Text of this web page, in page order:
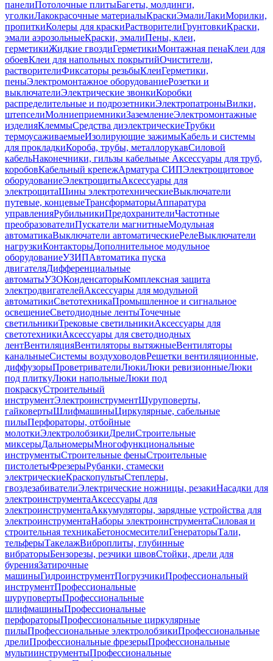
панелиПотолочные плитыБагеты, молдинги,
уголкиЛакокрасочные материалыКраскиЭмалиЛакиМорилки,
пропиткиКолеры для краскиРастворителиГрунтовкиКраски,
эмали аэрозольныеКраски, эмалиПены, клеи,
герметикиЖидкие гвоздиГерметикиМонтажная пенаКлеи для
обоевКлеи для напольных покрытийОчистители,
растворителиФиксаторы резьбыКлеиГерметики,
пеныЭлектромонтажное оборудованиеРозетки и
выключателиЭлектрические звонкиКоробки
распределительные и подрозетникиЭлектропатроныВилки,
штепселиМолниеприемникиЗаземлениеЭлектромонтажные
изделияКлеммыСредства диэлектрическиеТрубки
термоусаживаемыеИзолирующие зажимыКабель и системы
для прокладкиКороба, трубы, металлорукавСиловой
кабельНаконечники, гильзы кабельные Аксессуары для труб,
коробовКабельный крепежАрматура СИПЭлектрощитовое
оборудованиеЭлектрощитыАксессуары для
электрощитаШины электротехническиеВыключатели
путевые, концевыеТрансформаторыАппаратура
управленияРубильникиПредохранителиЧастотные
преобразователиПускатели магнитныеМодульная
автоматикаВыключатели автоматическиеРелеВыключатели
нагрузкиКонтакторыДополнительное модульное
оборудованиеУЗИПАвтоматика пуска
двигателяДифференциальные
автоматыУЗОКонденсаторыКомплексная защита
электродвигателейАксессуары для модульной
автоматикиСветотехникаПромышленное и сигнальное
освещениеСветодиодные лентыТочечные
светильникиТрековые светильникиАксессуары для
светотехникиАксессуары для светодиодных
лентВентиляцияВентиляторы вытяжныеВентиляторы
канальныеСистемы воздуховодовРешетки вентиляционные,
диффузорыПроветривателиЛюкиЛюки ревизионныеЛюки
под плиткуЛюки напольныеЛюки под
покраскуСтроительный
инструментЭлектроинструментШуруповерты,
гайковертыШлифмашиныЦиркулярные, сабельные
пилыПерфораторы, отбойные
молоткиЭлектролобзикиДрелиСтроительные
миксерыДальномерыМногофункциональные
инструментыСтроительные феныСтроительные
пистолетыФрезерыРубанки, стамески
электрическиеКраскопультыСтеплеры,
гвоздезабивателиЭлектрические ножницы, резакиНасадки для
электроинструментаАксессуары для
электроинструментаАккумуляторы, зарядные устройства для
электроинструментаНаборы электроинструментаСиловая и
строительная техникаБетоносмесителиГенераторыТали,
тельферыТакелажВиброплиты, глубинные
вибраторыБензорезы, резчики швовСтойки, дрели для
буренияЗатирочные
машиныГидроинструментПогрузчикиПрофессиональный
инструментПрофессиональные
шуруповертыПрофессиональные
шлифмашиныПрофессиональные
перфораторыПрофессиональные циркулярные
пилыПрофессиональные электролобзикиПрофессиональные
дрелиПрофессиональные фрезерыПрофессиональные
мультиинструментыПрофессиональные